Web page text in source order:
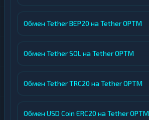
Обмен Tether BEP20 на Tether OPTM
Обмен Tether SOL на Tether OPTM
Обмен Tether TRC20 на Tether OPTM
Обмен USD Coin ERC20 на Tether OPTM